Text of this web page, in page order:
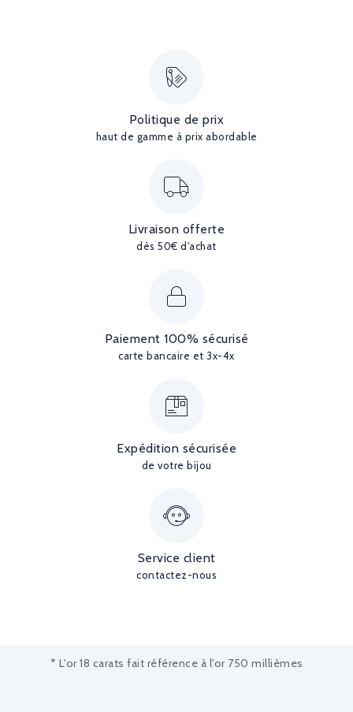
Politique de prix
haut de gamme à prix abordable
Livraison offerte
dès 50€ d'achat
Paiement 100% sécurisé
carte bancaire et 3x-4x
Expédition sécurisée
de votre bijou
Service client
contactez-nous
* L'or 18 carats fait référence à l'or 750 millièmes